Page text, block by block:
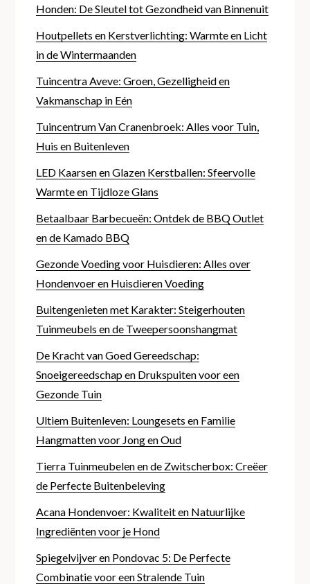
Honden: De Sleutel tot Gezondheid van Binnenuit
Houtpellets en Kerstverlichting: Warmte en Licht
in de Wintermaanden
Tuincentra Aveve: Groen, Gezelligheid en
Vakmanschap in Eén
Tuincentrum Van Cranenbroek: Alles voor Tuin,
Huis en Buitenleven
LED Kaarsen en Glazen Kerstballen: Sfeervolle
Warmte en Tijdloze Glans
Betaalbaar Barbecueën: Ontdek de BBQ Outlet
en de Kamado BBQ
Gezonde Voeding voor Huisdieren: Alles over
Hondenvoer en Huisdieren Voeding
Buitengenieten met Karakter: Steigerhouten
Tuinmeubels en de Tweepersoonshangmat
De Kracht van Goed Gereedschap:
Snoeigereedschap en Drukspuiten voor een
Gezonde Tuin
Ultiem Buitenleven: Loungesets en Familie
Hangmatten voor Jong en Oud
Tierra Tuinmeubelen en de Zwitscherbox: Creëer
de Perfecte Buitenbeleving
Acana Hondenvoer: Kwaliteit en Natuurlijke
Ingrediënten voor je Hond
Spiegelvijver en Pondovac 5: De Perfecte
Combinatie voor een Stralende Tuin